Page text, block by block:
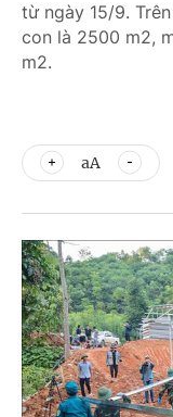
từ ngày 15/9.
con là 2500 m2,
m2.
aA